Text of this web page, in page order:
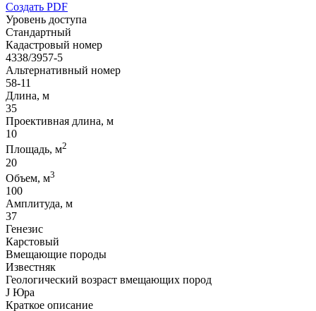
Создать PDF
Уровень доступа
Стандартный
Кадастровый номер
4338/3957-5
Альтернативный номер
58-11
Длина, м
35
Проективная длина, м
10
Площадь, м2
20
Объем, м3
100
Амплитуда, м
37
Генезис
Карстовый
Вмещающие породы
Известняк
Геологический возраст вмещающих пород
J Юра
Краткое описание